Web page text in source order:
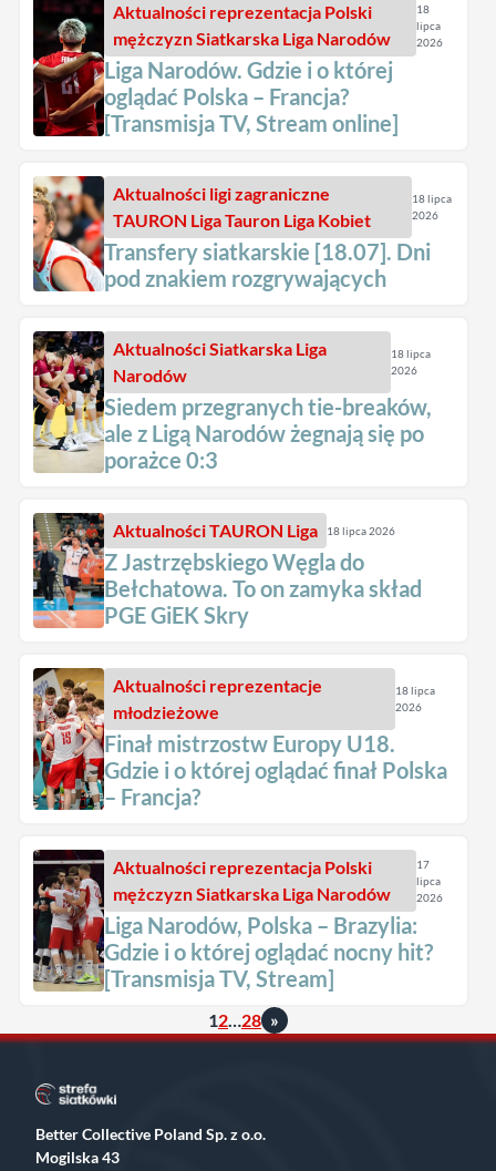
Aktualności reprezentacja Polski
mężczyznSiatkarska Liga Narodów
18
lipca
2026
Liga Narodów. Gdzie i o której
oglądać Polska – Francja?
[Transmisja TV, Stream online]
Aktualności ligi zagraniczne
TAURON LigaTauron Liga Kobiet
18 lipca
2026
Transfery siatkarskie [18.07]. Dni
pod znakiem rozgrywających
AktualnościSiatkarska Liga
Narodów
18 lipca
2026
Siedem przegranych tie-breaków,
ale z Ligą Narodów żegnają się po
porażce 0:3
AktualnościTAURON Liga 18 lipca 2026
Z Jastrzębskiego Węgla do
Bełchatowa. To on zamyka skład
PGE GiEK Skry
Aktualności reprezentacje
młodzieżowe
18 lipca
2026
Finał mistrzostw Europy U18.
Gdzie i o której oglądać finał Polska
– Francja?
Aktualności reprezentacja Polski
mężczyznSiatkarska Liga Narodów
17
lipca
2026
Liga Narodów, Polska – Brazylia:
Gdzie i o której oglądać nocny hit?
[Transmisja TV, Stream]
12…28 »
Better Collective Poland Sp. z o.o.
Mogilska 43